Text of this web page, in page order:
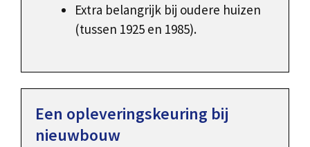
Extra belangrijk bij oudere huizen
(tussen 1925 en 1985).
Een opleveringskeuring bij
nieuwbouw